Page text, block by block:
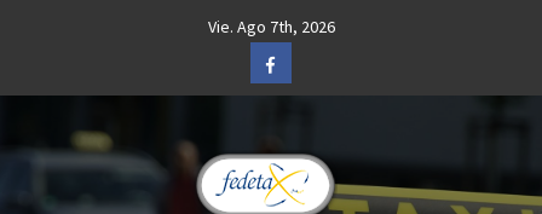
Vie. Ago 7th, 2026
Facebook